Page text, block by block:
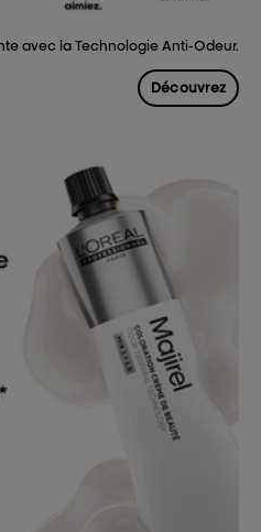
avec ​la Technologie Anti-Odeur.​
Découvrez